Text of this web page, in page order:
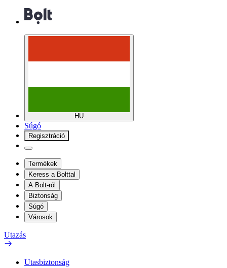
HU
Súgó
Regisztráció
Termékek
Keress a Bolttal
A Bolt-ról
Biztonság
Súgó
Városok
Utazás
Utasbiztonság